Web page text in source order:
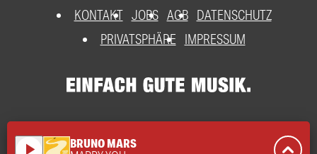
KONTAKT JOBS AGB DATENSCHUTZ
PRIVATSPHÄRE
IMPRESSUM
play_arrow BRUNO MARS